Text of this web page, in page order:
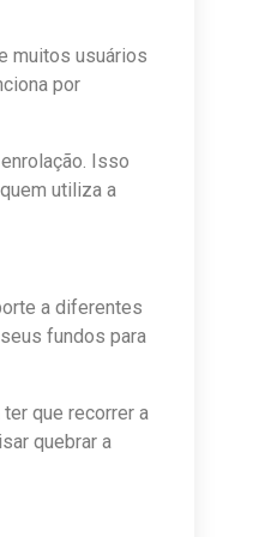
muitos usuários
por
Isso
utiliza a
a diferentes
fundos para
que recorrer a
quebrar a